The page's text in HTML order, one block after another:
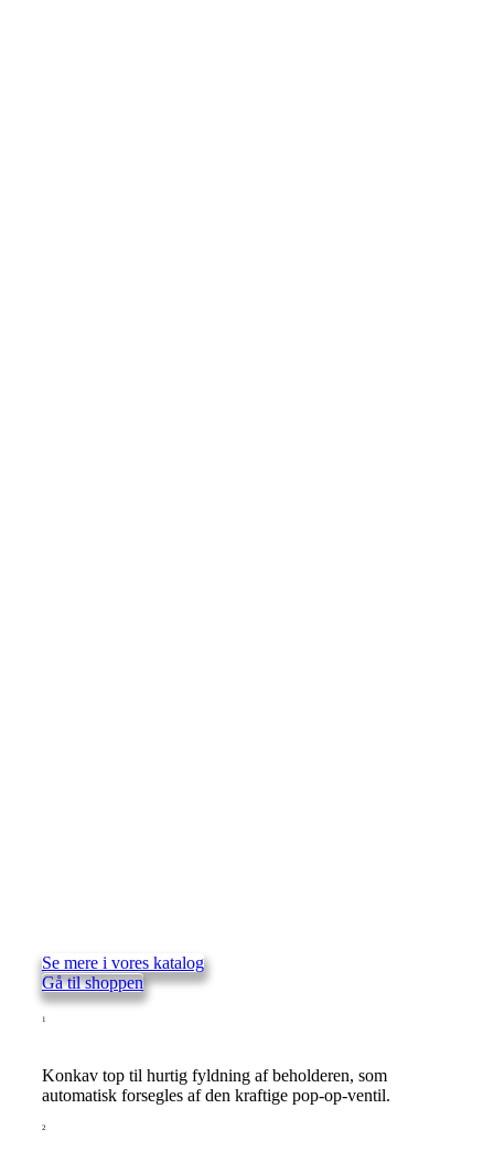
Se mere i vores katalog
Gå til shoppen
1
Konkav top til hurtig fyldning af beholderen, som
automatisk forsegles af den kraftige pop-op-ventil.
2